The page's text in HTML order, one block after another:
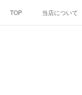
TOP 当店について